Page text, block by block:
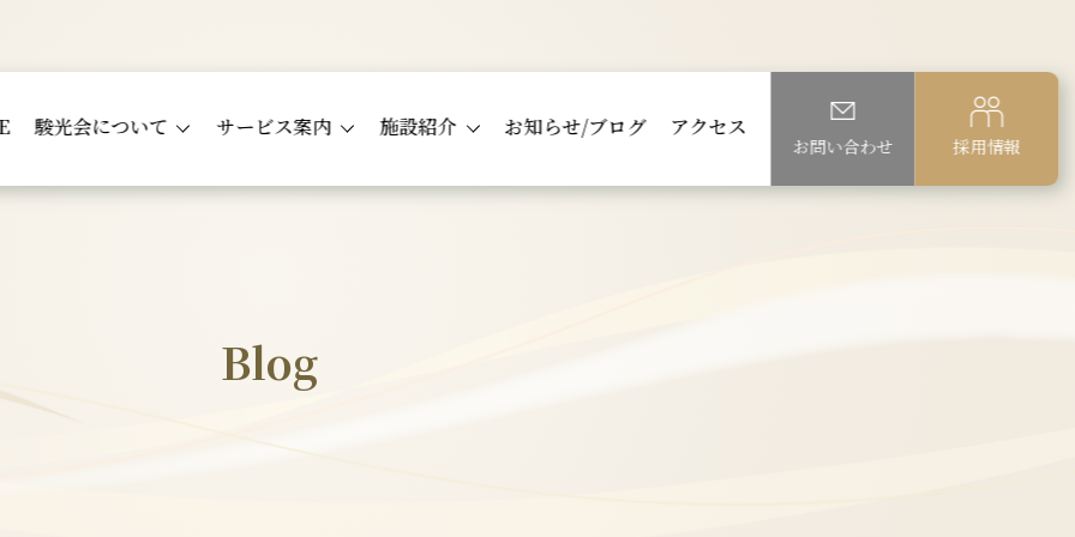
駿光会について サービス案内 施設紹介 お知らせ/ブログ アクセス
お問い合わせ 採用情報
Blog